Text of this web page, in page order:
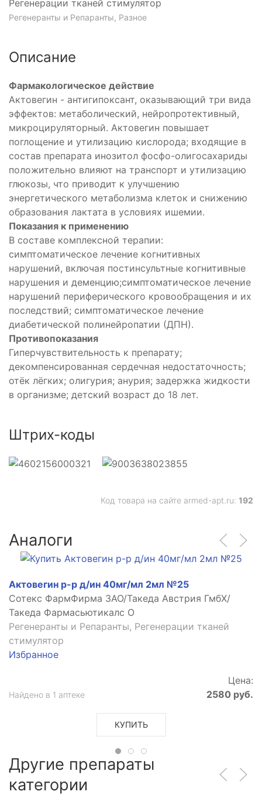
Регенерации тканей стимулятор
Регенеранты и Репаранты, Разное
Описание
Фармакологическое действие
Актовегин - антигипоксант, оказывающий три вида
эффектов: метаболический, нейропротективный,
микроцируляторный. Актовегин повышает
поглощение и утилизацию кислорода; входящие в
состав препарата инозитол фосфо-олигосахариды
положительно влияют на транспорт и утилизацию
глюкозы, что приводит к улучшению
энергетического метаболизма клеток и снижению
образования лактата в условиях ишемии.
Показания к применению
В составе комплексной терапии:
симптоматическое лечение когнитивных
нарушений, включая постинсультные когнитивные
нарушения и деменцию;симптоматическое лечение
нарушений периферического кровообращения и их
последствий; симптоматическое лечение
диабетической полинейропатии (ДПН).
Противопоказания
Гиперчувствительность к препарату;
декомпенсированная сердечная недостаточность;
отёк лёгких; олигурия; анурия; задержка жидкости
в организме; детский возраст до 18 лет.
Штрих-коды
Код товара на сайте armed-apt.ru: 192
Аналоги
Актовегин р-р д/ин 40мг/мл 2мл №25
Сотекс ФармФирма ЗАО/Такеда Австрия ГмбХ/
Такеда Фармасьютикалс О
Регенеранты и Репаранты, Регенерации тканей
стимулятор
Избранное
Цена:
Найдено в 1 аптеке 2580 руб.
КУПИТЬ
Другие препараты
категории